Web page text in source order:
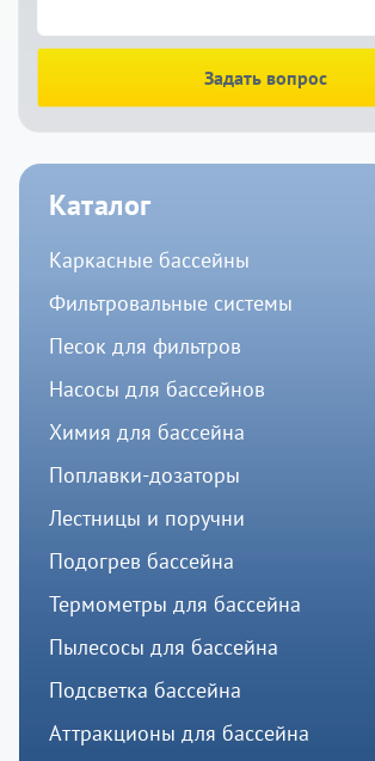
Задать вопрос
Каталог
Каркасные бассейны
Фильтровальные системы
Песок для фильтров
Насосы для бассейнов
Химия для бассейна
Поплавки-дозаторы
Лестницы и поручни
Подогрев бассейна
Термометры для бассейна
Пылесосы для бассейна
Подсветка бассейна
Аттракционы для бассейна